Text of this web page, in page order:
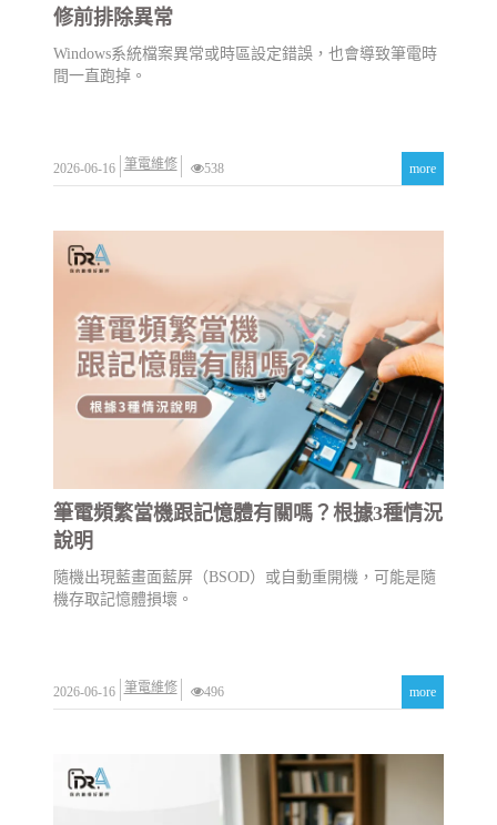
修前排除異常
Windows系統檔案異常或時區設定錯誤，也會導致筆電時
間一直跑掉。
2026-06-16 筆電維修 538 more
筆電頻繁當機跟記憶體有關嗎？根據3種情況
說明
隨機出現藍畫面藍屏（BSOD）或自動重開機，可能是隨
機存取記憶體損壞。
2026-06-16 筆電維修 496 more